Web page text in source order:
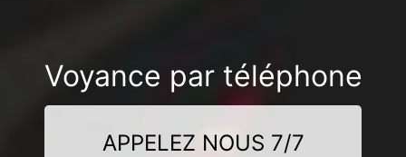
Voyance par téléphone
APPELEZ NOUS 7/7